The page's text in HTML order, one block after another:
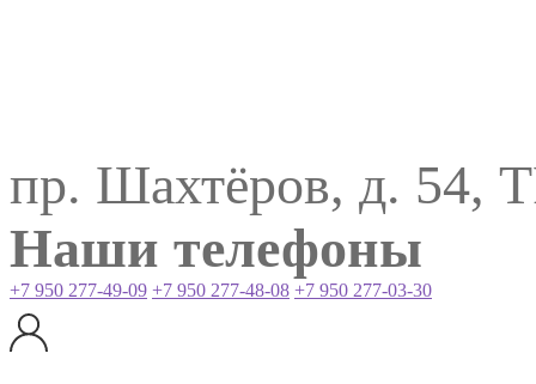
пр. Шахтёров, д. 54,
Наши телефоны
+7 950 277-49-09 +7 950 277-48-08 +7 950 277-03-30